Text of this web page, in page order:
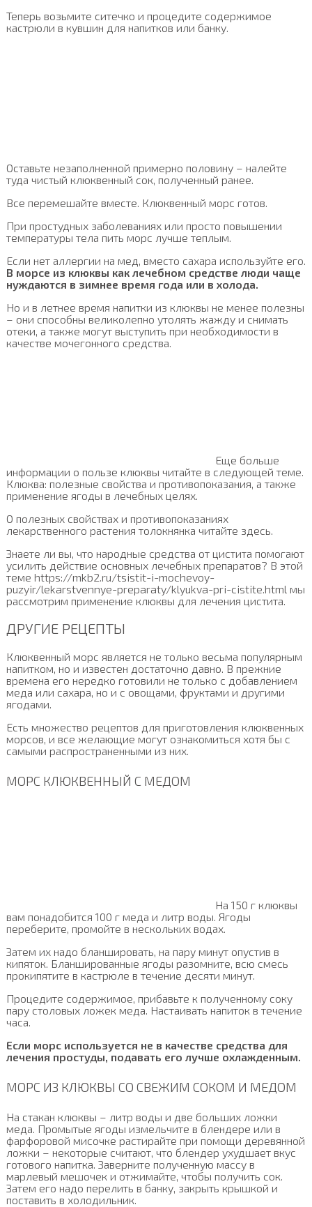
Теперь возьмите ситечко и процедите содержимое
кастрюли в кувшин для напитков или банку.
Оставьте незаполненной примерно половину – налейте
туда чистый клюквенный сок, полученный ранее.
Все перемешайте вместе. Клюквенный морс готов.
При простудных заболеваниях или просто повышении
температуры тела пить морс лучше теплым.
Если нет аллергии на мед, вместо сахара используйте его.
В морсе из клюквы как лечебном средстве люди чаще
нуждаются в зимнее время года или в холода.
Но и в летнее время напитки из клюквы не менее полезны
– они способны великолепно утолять жажду и снимать
отеки, а также могут выступить при необходимости в
качестве мочегонного средства.
Еще больше
информации о пользе клюквы читайте в следующей теме.
Клюква: полезные свойства и противопоказания, а также
применение ягоды в лечебных целях.
О полезных свойствах и противопоказаниях
лекарственного растения толокнянка читайте здесь.
Знаете ли вы, что народные средства от цистита помогают
усилить действие основных лечебных препаратов? В этой
теме https://mkb2.ru/tsistit-i-mochevoy-
puzyir/lekarstvennye-preparaty/klyukva-pri-cistite.html мы
рассмотрим применение клюквы для лечения цистита.
ДРУГИЕ РЕЦЕПТЫ
Клюквенный морс является не только весьма популярным
напитком, но и известен достаточно давно. В прежние
времена его нередко готовили не только с добавлением
меда или сахара, но и с овощами, фруктами и другими
ягодами.
Есть множество рецептов для приготовления клюквенных
морсов, и все желающие могут ознакомиться хотя бы с
самыми распространенными из них.
МОРС КЛЮКВЕННЫЙ С МЕДОМ
На 150 г клюквы
вам понадобится 100 г меда и литр воды. Ягоды
переберите, промойте в нескольких водах.
Затем их надо бланшировать, на пару минут опустив в
кипяток. Бланшированные ягоды разомните, всю смесь
прокипятите в кастрюле в течение десяти минут.
Процедите содержимое, прибавьте к полученному соку
пару столовых ложек меда. Настаивать напиток в течение
часа.
Если морс используется не в качестве средства для
лечения простуды, подавать его лучше охлажденным.
МОРС ИЗ КЛЮКВЫ СО СВЕЖИМ СОКОМ И МЕДОМ
На стакан клюквы – литр воды и две больших ложки
меда. Промытые ягоды измельчите в блендере или в
фарфоровой мисочке растирайте при помощи деревянной
ложки – некоторые считают, что блендер ухудшает вкус
готового напитка. Заверните полученную массу в
марлевый мешочек и отжимайте, чтобы получить сок.
Затем его надо перелить в банку, закрыть крышкой и
поставить в холодильник.